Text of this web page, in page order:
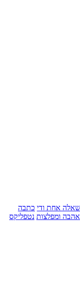
כתבה
אהבה ומפלצות נטפליקס